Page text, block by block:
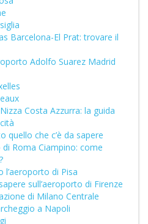
Barcelona-El Prat: trovare il
Adolfo Suarez Madrid
Costa Azzurra: la guida
che c’è da sapere
di Roma Ciampino: come
l’aeroporto di Pisa
sull’aeroporto di Firenze
di Milano Centrale
a Napoli